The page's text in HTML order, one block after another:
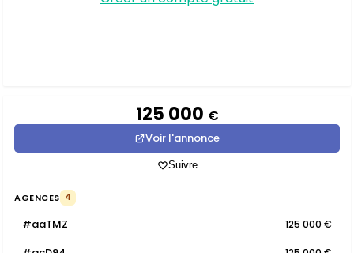
125 000 €
Voir l'annonce
Suivre
AGENCES 4
#aaTMZ 125 000 €